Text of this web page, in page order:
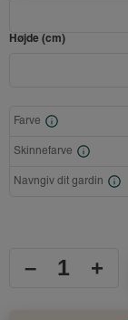
Højde (cm)
Farve
Skinnefarve
Navngiv dit gardin
– +